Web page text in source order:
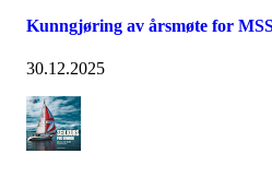
Kunngjøring av årsmøte for
30.12.2025